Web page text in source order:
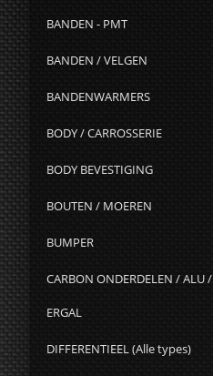
BANDEN - PMT
BANDEN / VELGEN
BANDENWARMERS
BODY / CARROSSERIE
BODY BEVESTIGING
BOUTEN / MOEREN
BUMPER
CARBON ONDERDELEN / ALU /
ERGAL
DIFFERENTIEEL (Alle types)